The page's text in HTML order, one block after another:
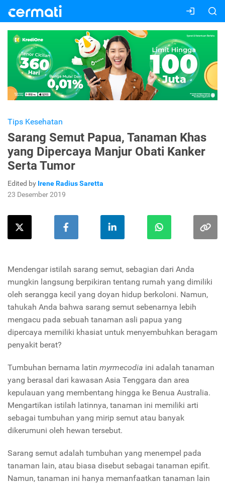
Tips Kesehatan
Sarang Semut Papua, Tanaman Khas
yang Dipercaya Manjur Obati Kanker
Serta Tumor
Edited by Irene Radius Saretta
23 Desember 2019
Mendengar istilah sarang semut, sebagian dari Anda
mungkin langsung berpikiran tentang rumah yang dimiliki
oleh serangga kecil yang doyan hidup berkoloni. Namun,
tahukah Anda bahwa sarang semut sebenarnya lebih
mengacu pada sebuah tanaman asli papua yang
dipercaya memiliki khasiat untuk menyembuhkan beragam
penyakit berat?
Tumbuhan bernama latin myrmecodia ini adalah tanaman
yang berasal dari kawasan Asia Tenggara dan area
kepulauan yang membentang hingga ke Benua Australia.
Mengartikan istilah latinnya, tanaman ini memiliki arti
sebagai tumbuhan yang mirip semut atau banyak
dikerumuni oleh hewan tersebut.
Sarang semut adalah tumbuhan yang menempel pada
tanaman lain, atau biasa disebut sebagai tanaman epifit.
Namun, tanaman ini hanya memanfaatkan tanaman lain